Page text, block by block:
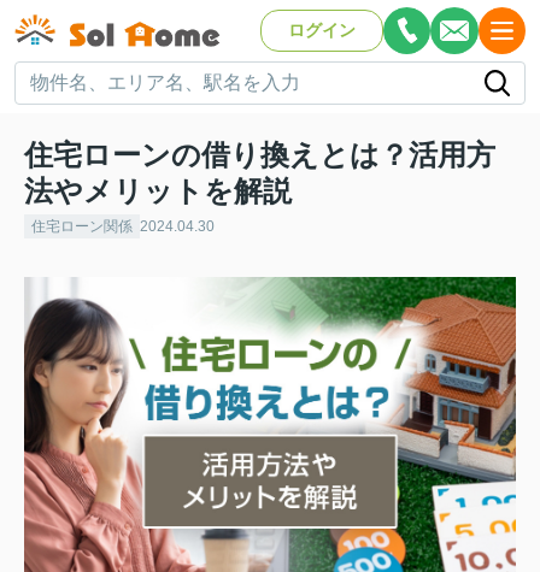
ログイン
住宅ローンの借り換えとは？活用方
法やメリットを解説
住宅ローン関係 2024.04.30